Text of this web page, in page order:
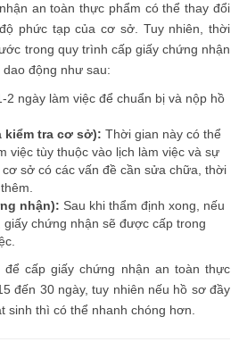
an toàn thực phẩm có thể thay đổi
phức tạp của cơ sở. Tuy nhiên, thời
trong quy trình cấp giấy chứng nhận
động như sau:
2 ngày làm việc để chuẩn bị và nộp hồ
kiểm tra cơ sở): Thời gian này có thể
việc tùy thuộc vào lịch làm việc và sự
sở có các vấn đề cần sửa chữa, thời
nhận): Sau khi thẩm định xong, nếu
chứng nhận sẽ được cấp trong
cấp giấy chứng nhận an toàn thực
đến 30 ngày, tuy nhiên nếu hồ sơ đầy
sinh thì có thể nhanh chóng hơn.